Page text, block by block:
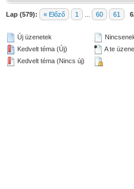
Lap (579): « Előző 1 60 61
Új üzenetek
Kedvelt téma (Új)
Kedvelt téma (Nincs új)
A te